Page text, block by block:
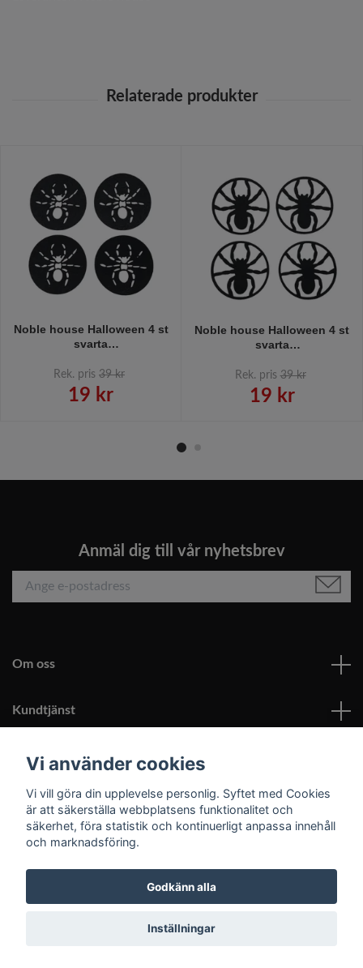
Noble house Halloween 4 st
svarta
spindelmönster
Rek. pris 39 kr
19 kr
Noble house Halloween 4 st
svarta
spindelmönster
Rek. pris 39 kr
19 kr
Anmäl dig till vår nyhetsbrev
Om oss
Kundtjänst
Läs mer
Sociala medier
© 2026 Roomoutlet.se
Vi använder cookies
Vi vill göra din upplevelse personlig. Syftet med Cookies
är att säkerställa webbplatsens funktionalitet och
säkerhet, föra statistik och kontinuerligt anpassa innehåll
och marknadsföring.
Godkänn alla
Inställningar